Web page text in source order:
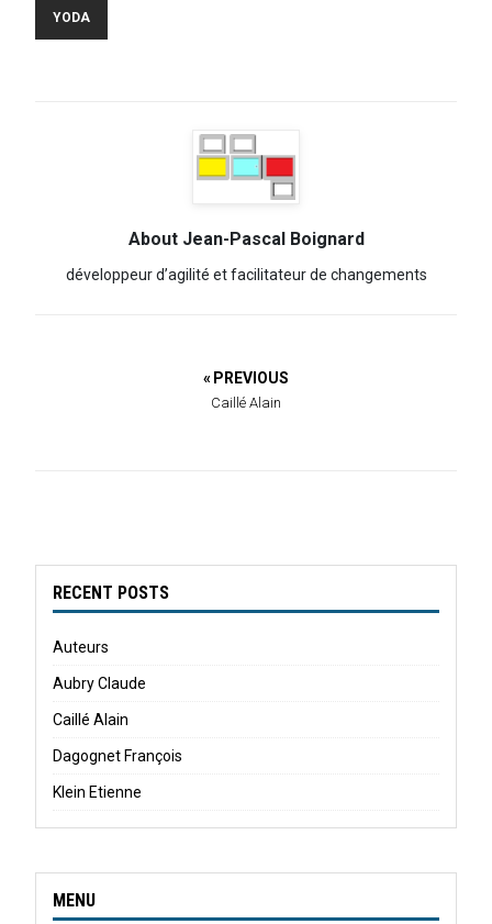
YODA
About Jean-Pascal Boignard
développeur d’agilité et facilitateur de changements
« PREVIOUS
Caillé Alain
RECENT POSTS
Auteurs
Aubry Claude
Caillé Alain
Dagognet François
Klein Etienne
MENU